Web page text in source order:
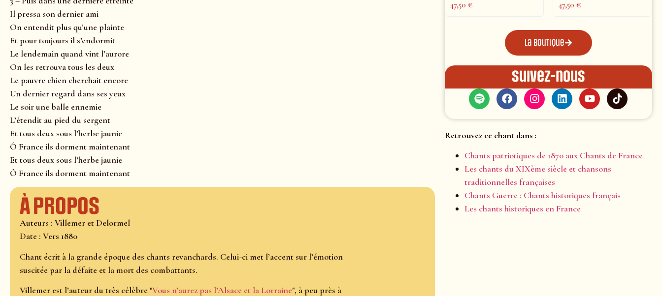
Il pressa son dernier ami
On entendit plus qu’une plainte
Et pour toujours il s’endormit
Le lendemain quand vint l’aurore
On les retrouva tous les deux
Le pauvre chien cherchait encore
Un dernier regard dans ses yeux
Le soir une balle ennemie
L’étendit au pied du sergent
Et tous deux sous l’herbe jaunie
Ô France ils dorment maintenant
Et tous deux sous l’herbe jaunie
Ô France ils dorment maintenant
À propos
Auteurs : Villemer et Delormel
Date : Vers 1880
Chant écrit à la grande époque des chants revanchards. Celui-ci met l’accent sur l’émotion
suscitée par la défaite et la mort des combattants.
Villemer est l’auteur du très célèbre "Vous n’aurez pas l’Alsace et la Lorraine", à peu près à
47,50€ 47,50€
La boutique
Suivez-nous
Retrouvez ce chant dans :
Chants patriotiques de 1870 aux Chants de France
Les chants du XIXème siècle et chansons
traditionnelles françaises
Chants Guerre : Chants historiques français
Les chants historiques en France